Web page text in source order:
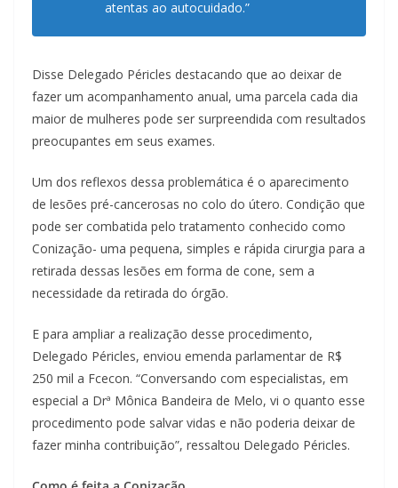
atentas ao autocuidado.”
Disse Delegado Péricles destacando que ao deixar de
fazer um acompanhamento anual, uma parcela cada dia
maior de mulheres pode ser surpreendida com resultados
preocupantes em seus exames.
Um dos reflexos dessa problemática é o aparecimento
de lesões pré-cancerosas no colo do útero. Condição que
pode ser combatida pelo tratamento conhecido como
Conização- uma pequena, simples e rápida cirurgia para a
retirada dessas lesões em forma de cone, sem a
necessidade da retirada do órgão.
E para ampliar a realização desse procedimento,
Delegado Péricles, enviou emenda parlamentar de R$
250 mil a Fcecon. “Conversando com especialistas, em
especial a Drª Mônica Bandeira de Melo, vi o quanto esse
procedimento pode salvar vidas e não poderia deixar de
fazer minha contribuição”, ressaltou Delegado Péricles.